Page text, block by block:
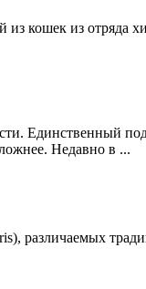
кошек из отряда
Единственный
Недавно в ...
различаемых